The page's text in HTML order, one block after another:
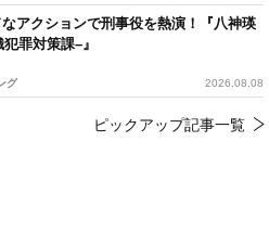
アクションで刑事役を熱演！『八神瑛
罪対策課–』
グ 2026.08.08
ピックアップ記事一覧